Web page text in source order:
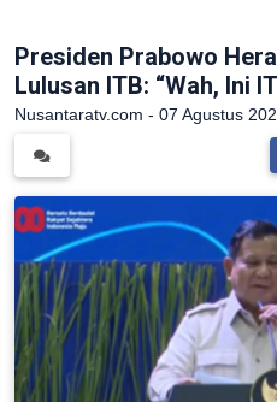
Presiden Prabowo
Lulusan ITB: “Wah, Ini
Nusantaratv.com - 07 Agustus